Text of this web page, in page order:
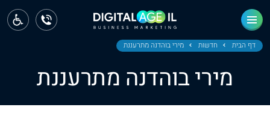
דף הבית חדשות מירי בוהדנה מתרעננת
מירי בוהדנה מתרעננת
ראשי
חדשות
מחוז צפון